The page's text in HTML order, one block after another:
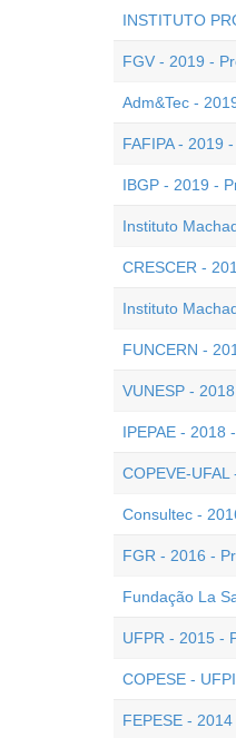
INSTITUTO
FGV - 2019 -
Adm&Tec -
FAFIPA - 2019
IBGP - 2019 -
Instituto
CRESCER -
Instituto
FUNCERN -
VUNESP -
IPEPAE - 2018
COPEVE-
Consultec -
FGR - 2016 -
Fundação La
UFPR - 2015 -
COPESE -
FEPESE -